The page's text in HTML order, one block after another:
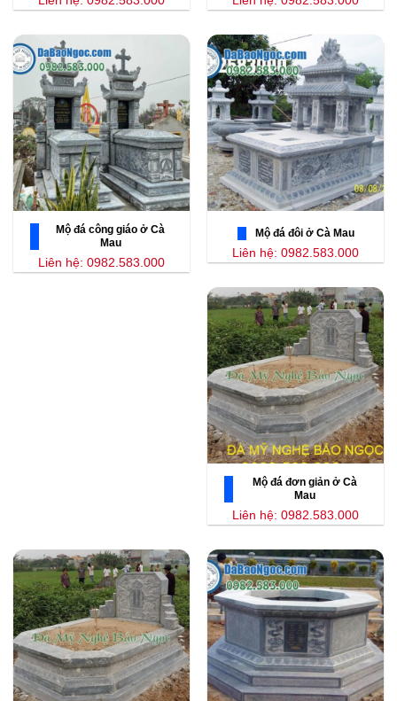
Mộ đá công giáo ở Cà
Mau
Liên hệ: 0982.583.000
Mộ đá đôi ở Cà Mau
Liên hệ: 0982.583.000
Mộ đá đơn giản ở Cà
Mau
Liên hệ: 0982.583.000